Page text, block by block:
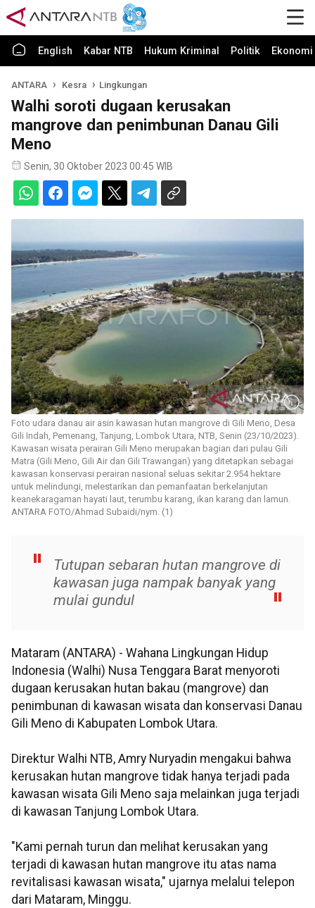
English Kabar NTB Hukum Kriminal Politik
ANTARA Kesra Lingkungan
Walhi soroti dugaan kerusakan
mangrove dan penimbunan Danau Gili
Meno
Senin, 30 Oktober 2023 00:45 WIB
Foto udara danau air asin kawasan hutan mangrove di Gili Meno, Desa
Gili Indah, Pemenang, Tanjung, Lombok Utara, NTB, Senin (23/10/2023).
Kawasan wisata perairan Gili Meno merupakan bagian dari pulau Gili
Matra (Gili Meno, Gili Air dan Gili Trawangan) yang ditetapkan sebagai
kawasan konservasi perairan nasional seluas sekitar 2.954 hektare
untuk melindungi, melestarikan dan pemanfaatan berkelanjutan
keanekaragaman hayati laut, terumbu karang, ikan karang dan lamun.
ANTARA FOTO/Ahmad Subaidi/nym. (1)
Tutupan sebaran hutan mangrove di
kawasan juga nampak banyak yang
mulai gundul
Mataram (ANTARA) - Wahana Lingkungan Hidup
Indonesia (Walhi) Nusa Tenggara Barat menyoroti
dugaan kerusakan hutan bakau (mangrove) dan
penimbunan di kawasan wisata dan konservasi Danau
Gili Meno di Kabupaten Lombok Utara.
Direktur Walhi NTB, Amry Nuryadin mengakui bahwa
kerusakan hutan mangrove tidak hanya terjadi pada
kawasan wisata Gili Meno saja melainkan juga terjadi
di kawasan Tanjung Lombok Utara.
"Kami pernah turun dan melihat kerusakan yang
terjadi di kawasan hutan mangrove itu atas nama
revitalisasi kawasan wisata," ujarnya melalui telepon
dari Mataram, Minggu.